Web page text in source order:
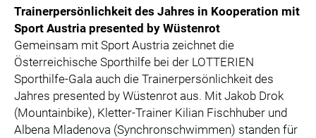
Trainerpersönlichkeit des Jahres in Kooperation mit
Sport Austria presented by Wüstenrot
Gemeinsam mit Sport Austria zeichnet die
Österreichische Sporthilfe bei der LOTTERIEN
Sporthilfe-Gala auch die Trainerpersönlichkeit des
Jahres presented by Wüstenrot aus. Mit Jakob Drok
(Mountainbike), Kletter-Trainer Kilian Fischhuber und
Albena Mladenova (Synchronschwimmen) standen für